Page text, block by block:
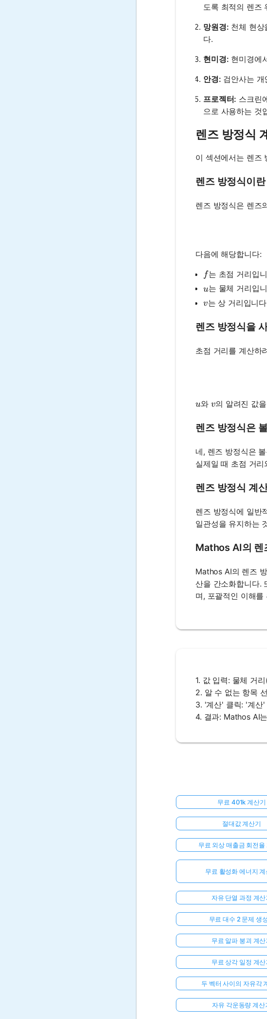
도록 최적의 렌즈
망원경: 천체 현상
다.
현미경: 현미경에
안경: 검안사는
프로젝터: 스크린
으로 사용하는 것
렌즈 방정식
이 섹션에서는 렌즈
렌즈 방정식이
렌즈 방정식은 렌즈
다음에 해당합니다:
ff는 초점 거리입
u
u는 물체 거리입
v
v는 상 거리입니다
렌즈 방정식을
초점 거리를 계산하
u
u와 v
v의 알려진 값
렌즈 방정식은
네, 렌즈 방정식은
실제일 때 초점 거
렌즈 방정식 계
렌즈 방정식에 일반
일관성을 유지하는
Mathos AI의 렌
Mathos AI의 렌즈
산을 간소화합니다.
며, 포괄적인 이해
1. 값 입력: 물체 거
2. 알 수 없는 항목
3. '계산' 클릭: '계산'
4. 결과: Mathos AI
무료 401k 계산기
절대값 계산기
무료 외상 매출금 회전율
무료 활성화 에너지 계
자유 단열 과정 계산
무료 대수 2 문제 생
무료 알파 붕괴 계산
무료 상각 일정 계산
두 벡터 사이의 자유각
자유 각운동량 계산